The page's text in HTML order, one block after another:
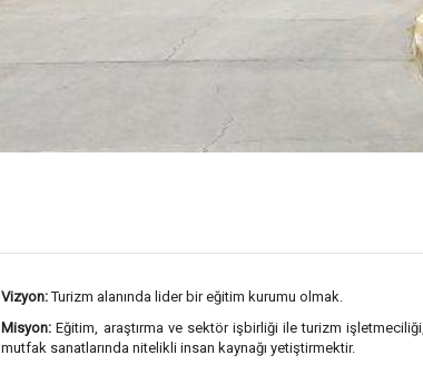
Vizyon:Turizm alanında lider bir eğitim kurumu olmak.
Misyon: Eğitim, araştırma ve sektör işbirliği ile turizm
mutfak sanatlarında nitelikli insan kaynağı yetiştirmektir.